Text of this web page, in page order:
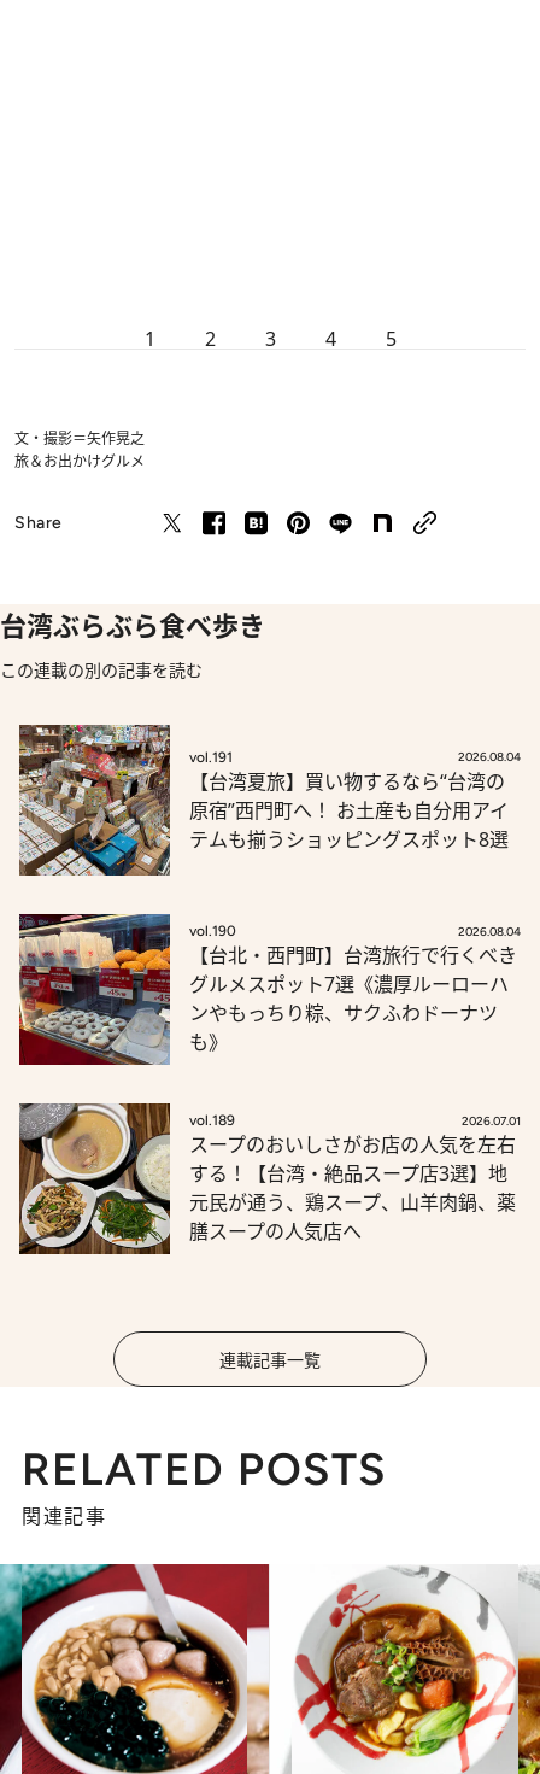
1 2 3 4 5
文・撮影＝矢作晃之
旅＆お出かけグルメ
Share
台湾ぶらぶら食べ歩き
この連載の別の記事を読む
vol.191 2026.08.04
【台湾夏旅】買い物するなら“台湾の
原宿”西門町へ！ お土産も自分用アイ
テムも揃うショッピングスポット8選
vol.190 2026.08.04
【台北・西門町】台湾旅行で行くべき
グルメスポット7選《濃厚ルーローハ
ンやもっちり粽、サクふわドーナツ
も》
vol.189 2026.07.01
スープのおいしさがお店の人気を左右
する！【台湾・絶品スープ店3選】地
元民が通う、鶏スープ、山羊肉鍋、薬
膳スープの人気店へ
連載記事一覧
RELATED POSTS
関連記事